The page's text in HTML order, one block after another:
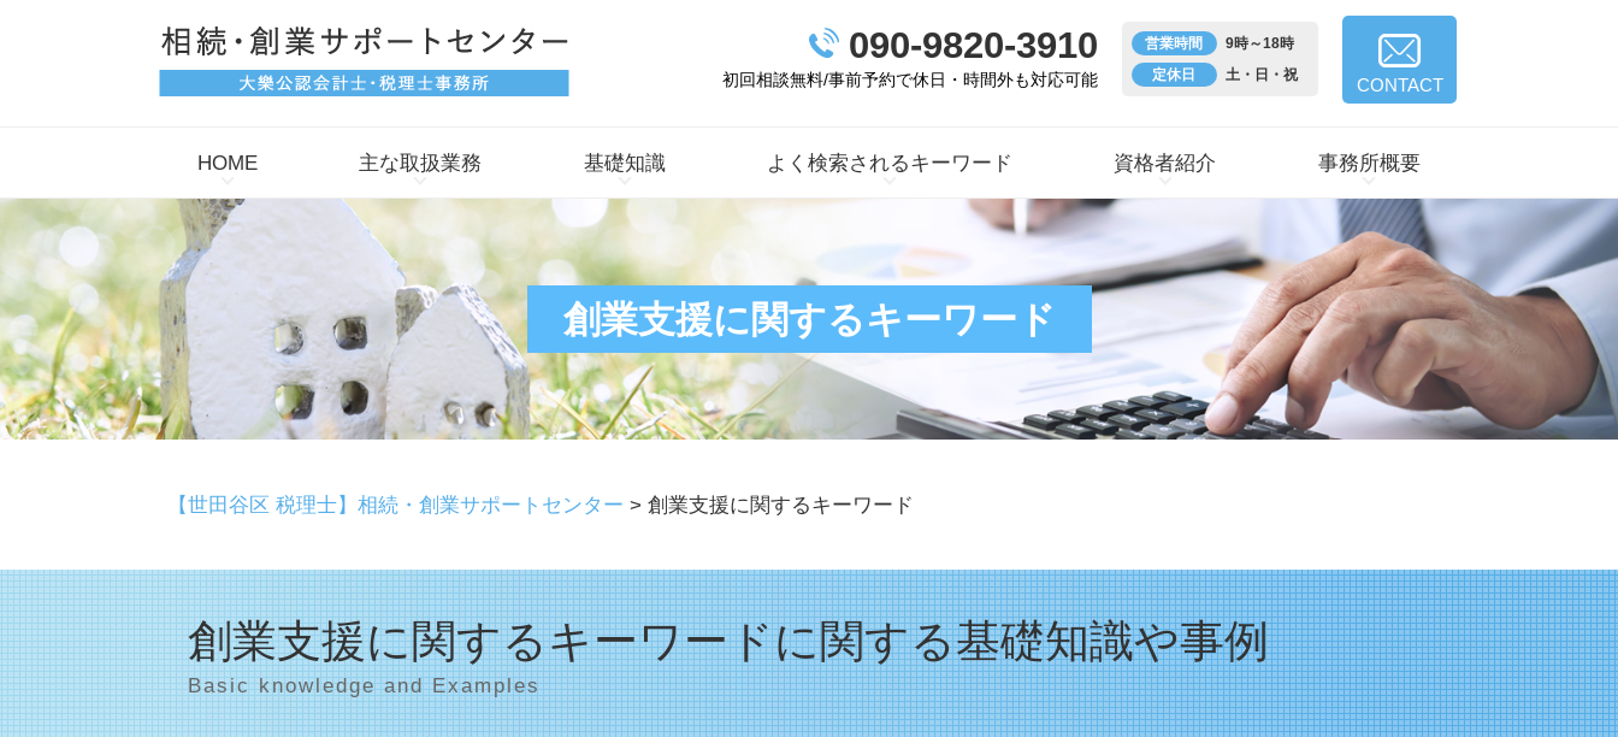
創業支援に関するキーワード
090-9820-3910
初回相談無料/事前予約で休日・時間外も対応可能
営業時間
9時～18時
定休日
土・日・祝 CONTACT
HOME 主な取扱業務 基礎知識 よく検索されるキーワード 資格者紹介 事務所概要
【世田谷区 税理士】相続・創業サポートセンター > 創業支援に関するキーワード
創業支援に関するキーワードに関する基礎知識や事例
Basic knowledge and Examples